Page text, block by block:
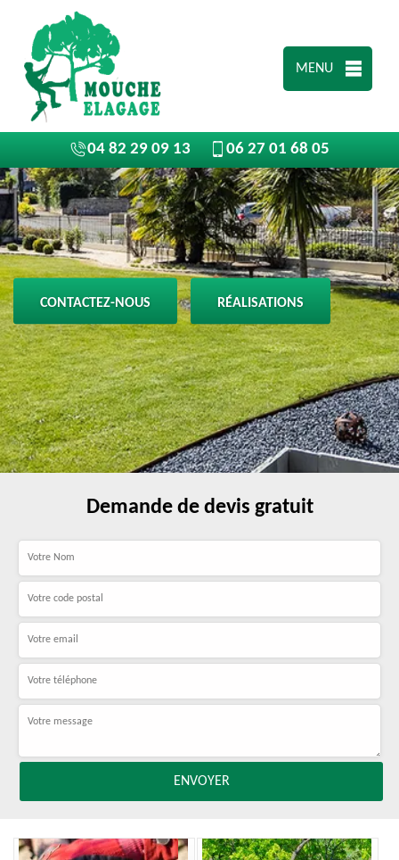
MENU
04 82 29 09 13 06 27 01 68 05
CONTACTEZ-NOUS RÉALISATIONS
Demande de devis gratuit